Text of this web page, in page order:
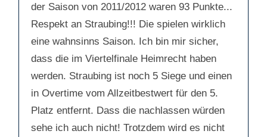
der Saison von 2011/2012 waren 93 Punkte...
Respekt an Straubing!!! Die spielen wirklich
eine wahnsinns Saison. Ich bin mir sicher,
dass die im Viertelfinale Heimrecht haben
werden. Straubing ist noch 5 Siege und einen
in Overtime vom Allzeitbestwert für den 5.
Platz entfernt. Dass die nachlassen würden
sehe ich auch nicht! Trotzdem wird es nicht